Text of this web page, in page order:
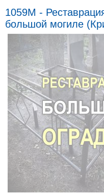
1059М -
большой могиле